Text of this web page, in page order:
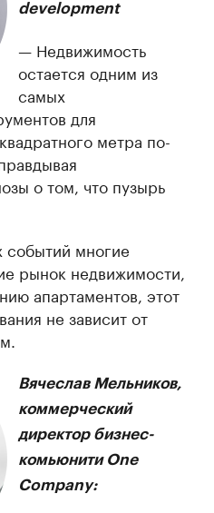
development
— Недвижимость
остается одним из
самых
для
метра по-
о том, что пузырь
многие
рынок недвижимости,
апартаментов, этот
не зависит от
Вячеслав Мельников,
коммерческий
директор бизнес-
комьюнити One
Company: